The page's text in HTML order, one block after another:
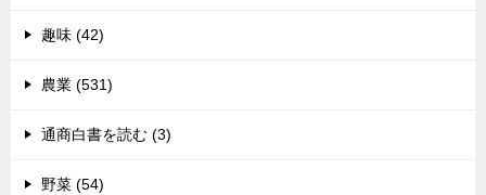
趣味 (42)
農業 (531)
通商白書を読む (3)
野菜 (54)